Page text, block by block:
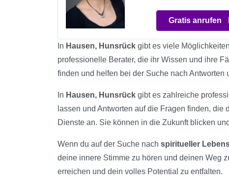
Gratis anrufen
In Hausen, Hunsrück gibt es viele
professionelle Berater, die ihr Wissen und ihre
finden und helfen bei der Suche nach
In Hausen, Hunsrück gibt es zahlreiche
lassen und Antworten auf die Fragen finden, die
Dienste an. Sie können in die Zukunft blicken
Wenn du auf der Suche nach spiritueller
deine innere Stimme zu hören und deinen Weg
erreichen und dein volles Potential zu entfalten.